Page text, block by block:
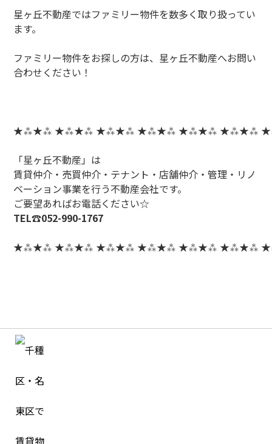
星ヶ丘不動産ではファミリー物件を数多く取り扱ってい
ます。
ファミリー物件をお探しの方は、星ヶ丘不動産へお問い
合わせください！
★⁂★⁂ ★⁂★⁂ ★⁂★⁂ ★⁂★⁂ ★⁂★⁂ ★⁂★⁂
「星ヶ丘不動産」は
賃貸仲介・売買仲介・テナント・店舗仲介・管理・リノ
ベーション事業を行う不動産会社です。
ご要望あればお電話ください☆
TEL☎052-990-1767
★⁂★⁂ ★⁂★⁂ ★⁂★⁂ ★⁂★⁂ ★⁂★⁂ ★⁂★⁂